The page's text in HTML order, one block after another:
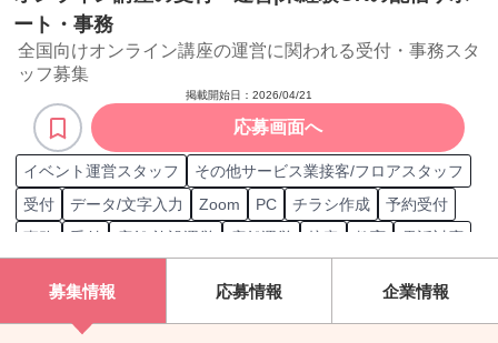
ート・事務
全国向けオンライン講座の運営に関われる受付・事務スタ
ッフ募集
掲載開始日： 2026/04/21
応募画面へ
イベント運営スタッフ
その他サービス業接客/フロアスタッフ
受付
データ/文字入力 Zoom PC チラシ作成
予約受付
事務
受付 店舗/施設運営 店舗運営 接客 教育
電話対応
募集情報 応募情報 企業情報